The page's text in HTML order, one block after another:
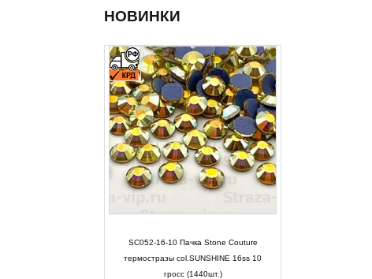
НОВИНКИ
SC052-16-10 Пачка Stone Couture
термостразы col.SUNSHINE 16ss 10
гросс (1440шт.)